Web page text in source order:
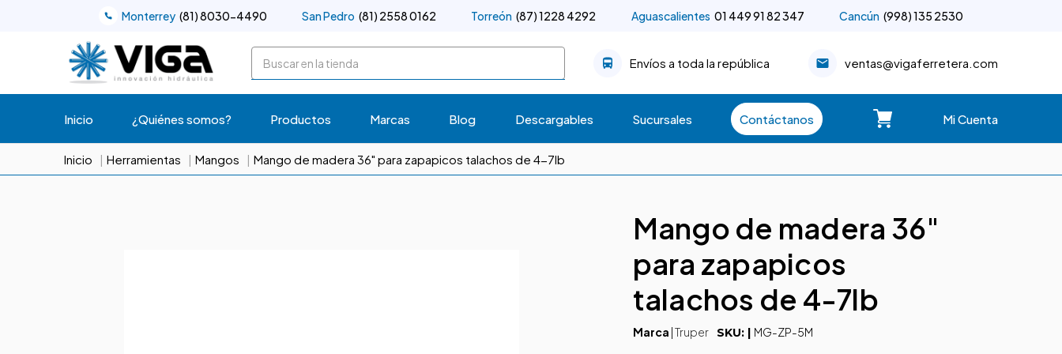
Monterrey (81) 8030-4490 San Pedro (81) 2558 0162 Torreón (87) 1228 4292 Aguascalientes 01 449 91 82 347 Cancún (998) 135 2530
Buscar
Envíos a toda la república ventas@vigaferretera.com
Inicio ¿Quiénes somos? Productos Marcas Blog Descargables Sucursales Contáctanos Mi Cuenta
Inicio Herramientas Mangos Mango de madera 36" para zapapicos talachos de 4-7lb
Mango de madera 36"
para zapapicos
talachos de 4-7lb
Marca Truper SKU: | MG-ZP-5M